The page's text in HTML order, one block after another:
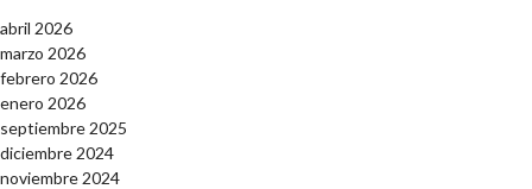
abril 2026
marzo 2026
febrero 2026
enero 2026
septiembre 2025
diciembre 2024
noviembre 2024